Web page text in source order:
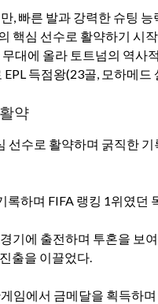
, 빠른 발과 강력한 슈팅
핵심 선수로 활약하기 시
대에 올라 토트넘의 역사
득점왕(23골, 모하메
약
선수로 활약하며 굵직한 기
록하며 FIFA 랭킹 1위였던
기에 출전하며 투혼을 보
출을 이끌었다.
임에서 금메달을 획득하